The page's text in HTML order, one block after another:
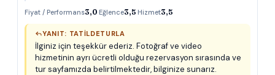
Fiyat / Performans3,0·Eğlence3,5·Hizmet3,5
YANIT: TATILDETURLA
İlginiz için teşekkür ederiz. Fotoğraf ve video
hizmetinin ayrı ücretli olduğu rezervasyon sırasında ve
tur sayfamızda belirtilmektedir, bilginize sunarız.